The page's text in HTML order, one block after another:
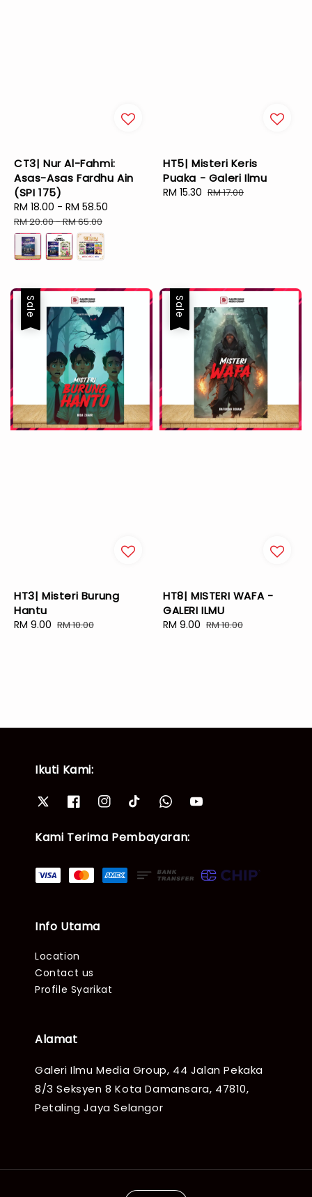
CT3| Nur Al-Fahmi:
Asas-Asas Fardhu Ain
(SPI 175)
Sale
price
RM 18.00 - RM 58.50
RM 20.00-RM 65.00
HT5| Misteri Keris
Puaka - Galeri Ilmu
Sale
RM 15.30 Regular
RM 17.00
Sale
HT3| Misteri Burung
Hantu
Sale
RM 9.00 Regular
RM 10.00
Sale
HT8| MISTERI WAFA -
GALERI ILMU
Sale
RM 9.00 Regular
RM 10.00
Ikuti Kami:
Kami Terima Pembayaran:
Info Utama
Location
Contact us
Profile Syarikat
Alamat
Galeri Ilmu Media Group, 44 Jalan Pekaka
8/3 Seksyen 8 Kota Damansara, 47810,
Petaling Jaya Selangor